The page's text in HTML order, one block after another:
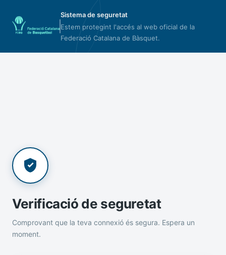
Sistema de seguretat
Estem protegint l'accés al web oficial de la
Federació Catalana de Bàsquet.
Verificació de seguretat
Comprovant que la teva connexió és segura. Espera un
moment.